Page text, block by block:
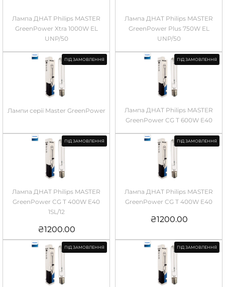
Лампа ДНАТ Philips MASTER
GreenPower Xtra 1000W EL
UNP/50
Лампа ДНАТ Philips MASTER
GreenPower Plus 750W EL
UNP/50
ПІД ЗАМОВЛЕННЯ
Лампи серії Master GreenPower
ПІД ЗАМОВЛЕННЯ
Лампа ДНАТ Philips MASTER
GreenPower CG T 600W E40
ПІД ЗАМОВЛЕННЯ
Лампа ДНАТ Philips MASTER
GreenPower CG T 400W E40
1SL/12
₴1200.00
ПІД ЗАМОВЛЕННЯ
Лампа ДНАТ Philips MASTER
GreenPower CG T 400W E40
₴1200.00
ПІД ЗАМОВЛЕННЯ ПІД ЗАМОВЛЕННЯ